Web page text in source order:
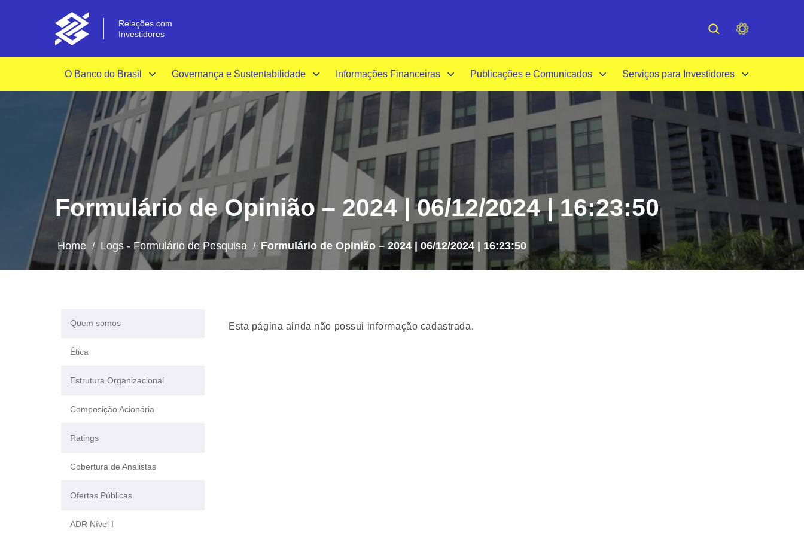
Relações com
Investidores
O Banco do Brasil Governança e Sustentabilidade Informações Financeiras Publicações e Comunicados Serviços para Investidores
Formulário de Opinião – 2024 | 06/12/2024 | 16:23:50
Home / Logs - Formulário de Pesquisa / Formulário de Opinião – 2024 | 06/12/2024 | 16:23:50
Quem somos
Ética
Estrutura Organizacional
Composição Acionária
Ratings
Cobertura de Analistas
Ofertas Públicas
ADR Nível I
Esta página ainda não possui informação cadastrada.